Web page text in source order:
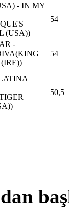
- IN MY
(USA))
54
-
54
50,5